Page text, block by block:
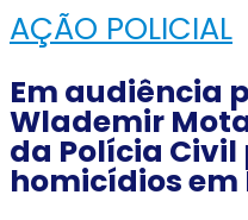
AÇÃO POLICIAL
Em audiência
Wlademir
da Polícia
homicídios em